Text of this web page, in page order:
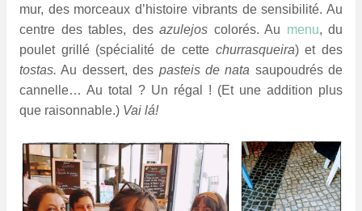
mur, des morceaux d’histoire vibrants de sensibilité. Au
centre des tables, des azulejos colorés. Au menu, du
poulet grillé (spécialité de cette churrasqueira) et des
tostas. Au dessert, des pasteis de nata saupoudrés de
cannelle… Au total ? Un régal ! (Et une addition plus
que raisonnable.) Vai lá!